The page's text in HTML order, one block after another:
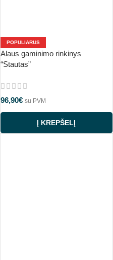
POPULIARUS
Alaus gaminimo rinkinys
“Stautas”
96,90€ su PVM
Į KREPŠELĮ